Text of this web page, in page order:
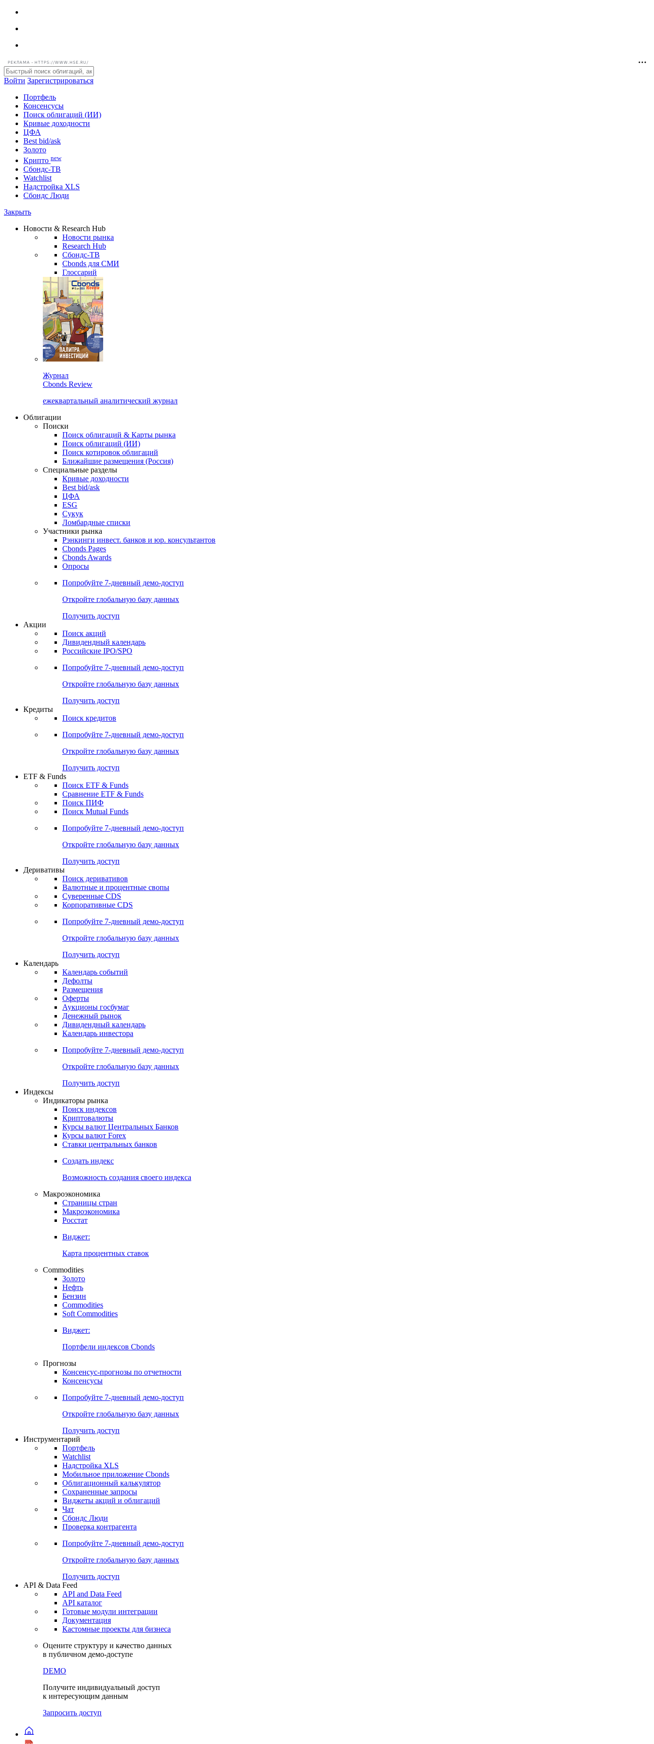
РЕКЛАМА • HTTPS://WWW.HSE.RU/
Войти Зарегистрироваться
Портфель
Консенсусы
Поиск облигаций (ИИ)
Кривые доходности
ЦФА
Best bid/ask
Золото
Криптоnew
Сбондс-ТВ
Надстройка XLS
Сбондс Люди
Новости & Research Hub
Новости рынка
Research Hub
Сбондс-ТВ
Cbonds для СМИ
Глоссарий
Журнал
Cbonds Review
ежеквартальный аналитический журнал
Облигации
Поиски
Поиск облигаций & Карты рынка
Поиск облигаций (ИИ)
Поиск котировок облигаций
Ближайшие размещения (Россия)
Специальные разделы
Кривые доходности
Best bid/ask
ЦФА
ESG
Сукук
Ломбардные списки
Участники рынка
Рэнкинги инвест. банков и юр. консультантов
Cbonds Pages
Cbonds Awards
Опросы
Попробуйте7-дневный
Откройте глобальную базу данных
Получить доступ
Акции
Поиск акций
Дивидендный календарь
Российские IPO/SPO
Попробуйте7-дневный
Откройте глобальную базу данных
Получить доступ
Кредиты
Поиск кредитов
Попробуйте7-дневный
Откройте глобальную базу данных
Получить доступ
ETF & Funds
Поиск ETF & Funds
Сравнение ETF & Funds
Поиск ПИФ
Поиск Mutual Funds
Попробуйте7-дневный
Откройте глобальную базу данных
Получить доступ
Деривативы
Поиск деривативов
Валютные и процентные свопы
Суверенные CDS
Корпоративные CDS
Попробуйте7-дневный
Откройте глобальную базу данных
Получить доступ
Календарь
Календарь событий
Дефолты
Размещения
Оферты
Аукционы госбумаг
Денежный рынок
Дивидендный календарь
Календарь инвестора
Попробуйте7-дневный
Получить доступ
Индикаторы рынка
Поиск индексов
Криптовалюты
Курсы валют Центральных Банков
Курсы валют Forex
Ставки центральных банков
Создать индекс
Возможность создания своего индекса
Макроэкономика
Страницы стран
Макроэкономика
Росстат
Виджет:
Карта процентных ставок
Commodities
Золото
Нефть
Бензин
Commodities
Soft Commodities
Виджет:
Портфели индексов Cbonds
Прогнозы
Консенсус-прогнозы по отчетности
Консенсусы
Попробуйте7-дневный
Откройте глобальную базу данных
Получить доступ
Инструментарий
Портфель
Watchlist
Надстройка XLS
Мобильное приложение Cbonds
Облигационный калькулятор
Сохраненные запросы
Виджеты акций и облигаций
Чат
Сбондс Люди
Проверка контрагента
Попробуйте7-дневный
Откройте глобальную базу данных
Получить доступ
API & Data Feed
API and Data Feed
API каталог
Документация
Кастомные проекты для бизнеса
Оцените структуру и качество данных
в публичном демо-доступе
DEMO
Получите индивидуальный доступ